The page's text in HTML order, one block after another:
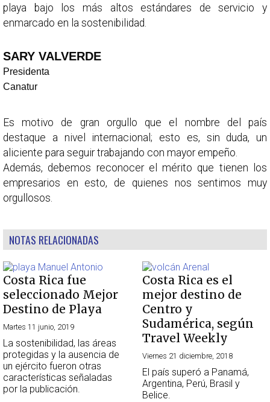
playa bajo los más altos estándares de servicio y
enmarcado en la sostenibilidad.
SARY VALVERDE
Presidenta
Canatur
Es motivo de gran orgullo que el nombre del país
destaque a nivel internacional; esto es, sin duda, un
aliciente para seguir trabajando con mayor empeño.
Además, debemos reconocer el mérito que tienen los
empresarios en esto, de quienes nos sentimos muy
orgullosos.
NOTAS RELACIONADAS
Costa Rica fue
seleccionado Mejor
Destino de Playa
Martes 11 junio, 2019
La sostenibilidad, las áreas
protegidas y la ausencia de
un ejército fueron otras
características señaladas
por la publicación.
Costa Rica es el
mejor destino de
Centro y
Sudamérica, según
Travel Weekly
Viernes 21 diciembre, 2018
El país superó a Panamá,
Argentina, Perú, Brasil y
Belice.